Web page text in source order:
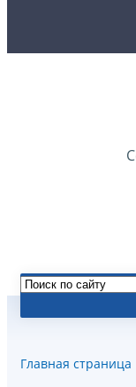
Главная страница